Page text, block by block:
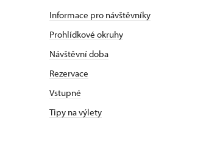
Informace pro návštěvníky
Prohlídkové okruhy
Návštěvní doba
Rezervace
Vstupné
Tipy na výlety